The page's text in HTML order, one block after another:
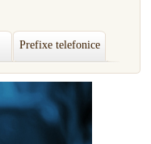
Prefixe telefonice